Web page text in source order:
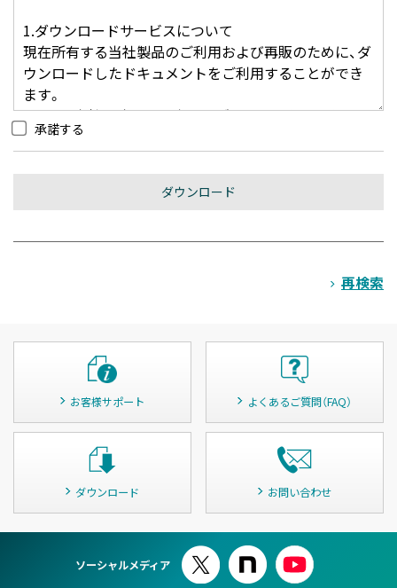
承諾する
再検索
お客様サポート よくあるご質問（FAQ）
ダウンロード お問い合わせ
ソーシャルメディア